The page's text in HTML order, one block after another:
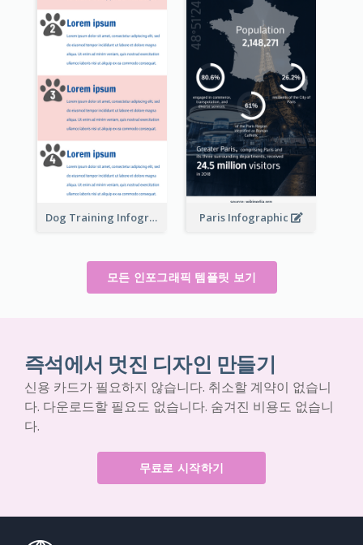
Dog Training Infographic Paris Infographic
모든 인포그래픽 템플릿 보기
즉석에서 멋진 디자인 만들기
신용 카드가 필요하지 않습니다. 취소할 계약이 없습니
다. 다운로드할 필요도 없습니다. 숨겨진 비용도 없습니
다.
무료로 시작하기